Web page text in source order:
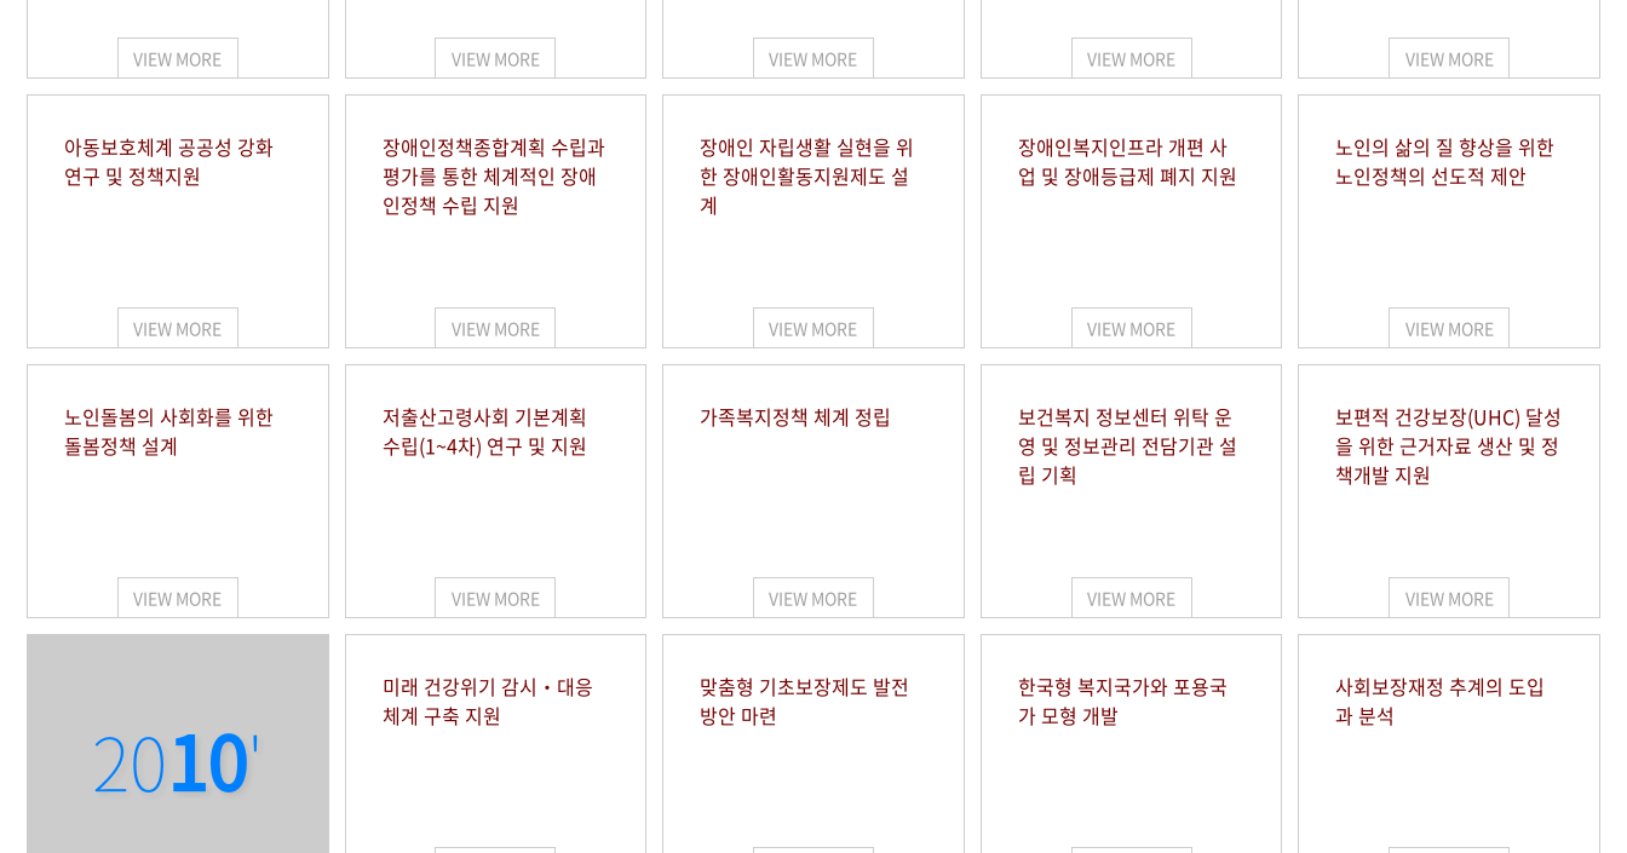
VIEW MORE VIEW MORE VIEW MORE VIEW MORE VIEW MORE
아동보호체계 공공성 강화
연구 및 정책지원
VIEW MORE
장애인정책종합계획 수립과
평가를 통한 체계적인 장애
인정책 수립 지원
VIEW MORE
장애인 자립생활 실현을 위
한 장애인활동지원제도 설
계
VIEW MORE
장애인복지인프라 개편 사
업 및 장애등급제 폐지 지원
VIEW MORE
노인의 삶의 질 향상을 위한
노인정책의 선도적 제안
VIEW MORE
노인돌봄의 사회화를 위한
돌봄정책 설계
VIEW MORE
저출산고령사회 기본계획
수립(1~4차) 연구 및 지원
VIEW MORE
가족복지정책 체계 정립
VIEW MORE
보건복지 정보센터 위탁 운
영 및 정보관리 전담기관 설
립 기획
VIEW MORE
보편적 건강보장(UHC) 달성
을 위한 근거자료 생산 및 정
책개발 지원
VIEW MORE
2010'
미래 건강위기 감시‧대응
체계 구축 지원
맞춤형 기초보장제도 발전
방안 마련
한국형 복지국가와 포용국
가 모형 개발
사회보장재정 추계의 도입
과 분석